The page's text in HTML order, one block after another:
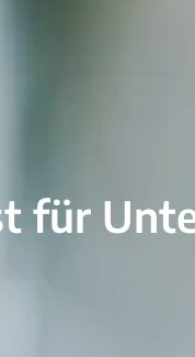
für